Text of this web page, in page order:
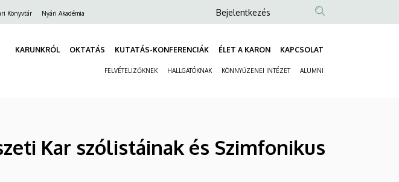
Könyvtár Nyári Akadémia
Anonim
fiók
menüje
Bejelentkezés
KARUNKRÓL OKTATÁS KUTATÁS-KONFERENCIÁK ÉLET A KARON KAPCSOLAT
FELVÉTELIZŐKNEK HALLGATÓKNAK KÖNNYŰZENEI INTÉZET ALUMNI
Kar szólistáinak és Szimfonikus